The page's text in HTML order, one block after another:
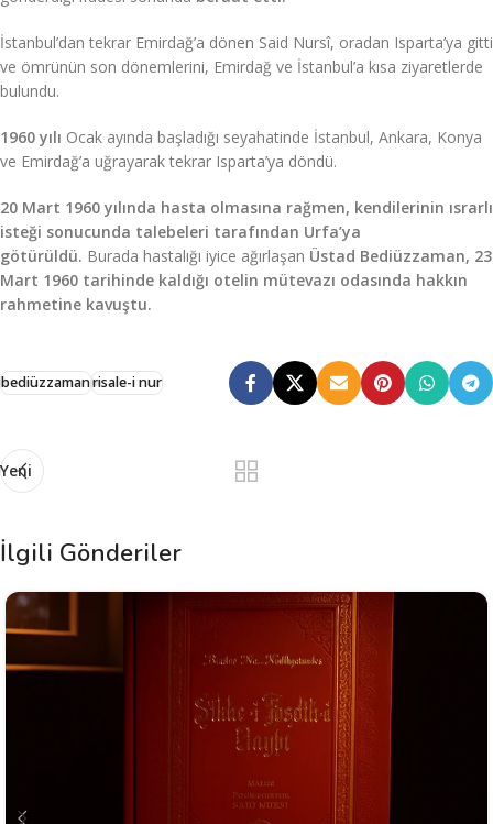
İstanbul’dan tekrar Emirdağ’a dönen Said Nursî, oradan Isparta’ya gitti
ve ömrünün son dönemlerini, Emirdağ ve İstanbul’a kısa ziyaretlerde
bulundu.
1960 yılı Ocak ayında başladığı seyahatinde İstanbul, Ankara, Konya
ve Emirdağ’a uğrayarak tekrar Isparta’ya döndü.
20 Mart 1960 yılında hasta olmasına rağmen, kendilerinin ısrarlı
isteği sonucunda talebeleri tarafından Urfa’ya
götürüldü. Burada hastalığı iyice ağırlaşan Üstad Bediüzzaman, 23
Mart 1960 tarihinde kaldığı otelin mütevazı odasında hakkın
rahmetine kavuştu.
bediüzzamanrisale-i nur
Yeni
İlgili Gönderiler